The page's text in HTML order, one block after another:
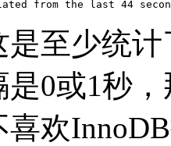
至少统
0或1秒
欢